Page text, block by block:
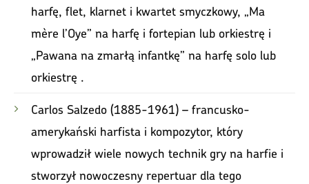
harfę, flet, klarnet i kwartet smyczkowy, „Ma
mère l’Oye” na harfę i fortepian lub orkiestrę i
„Pawana na zmarłą infantkę” na harfę solo lub
orkiestrę .
Carlos Salzedo (1885-1961) – francusko-
amerykański harfista i kompozytor, który
wprowadził wiele nowych technik gry na harfie i
stworzył nowoczesny repertuar dla tego